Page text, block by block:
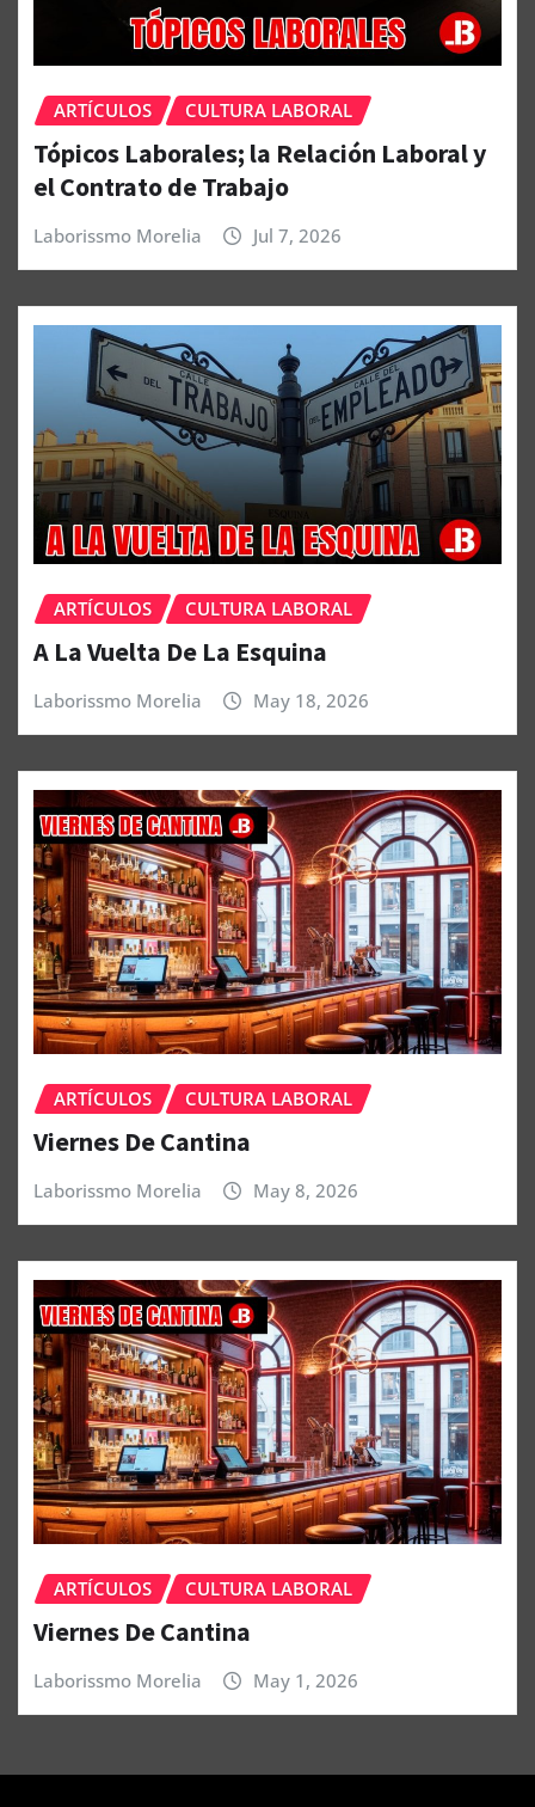
ARTÍCULOS CULTURA LABORAL
Tópicos Laborales; la Relación Laboral y
el Contrato de Trabajo
Laborissmo Morelia Jul 7, 2026
ARTÍCULOS CULTURA LABORAL
A La Vuelta De La Esquina
Laborissmo Morelia May 18, 2026
ARTÍCULOS CULTURA LABORAL
Viernes De Cantina
Laborissmo Morelia May 8, 2026
ARTÍCULOS CULTURA LABORAL
Viernes De Cantina
Laborissmo Morelia May 1, 2026